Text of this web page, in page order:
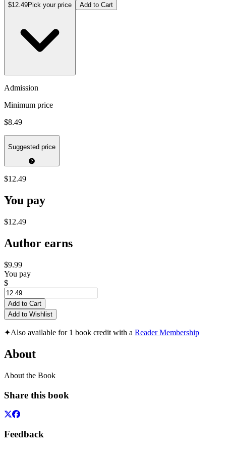
$12.49Pick your price Add to Cart
Admission
Minimum price
$8.49
Suggested price
$12.49
You pay
$12.49
Author earns
$9.99
You pay
$
Add to Cart
Add to Wishlist
✦Also available for 1 book credit with a Reader Membership
About
About the Book
Share this book
Feedback